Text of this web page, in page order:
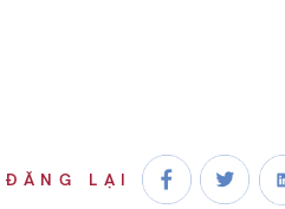
ĐĂNG LẠI